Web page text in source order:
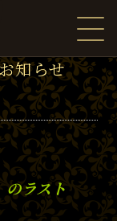
知らせ
のラスト